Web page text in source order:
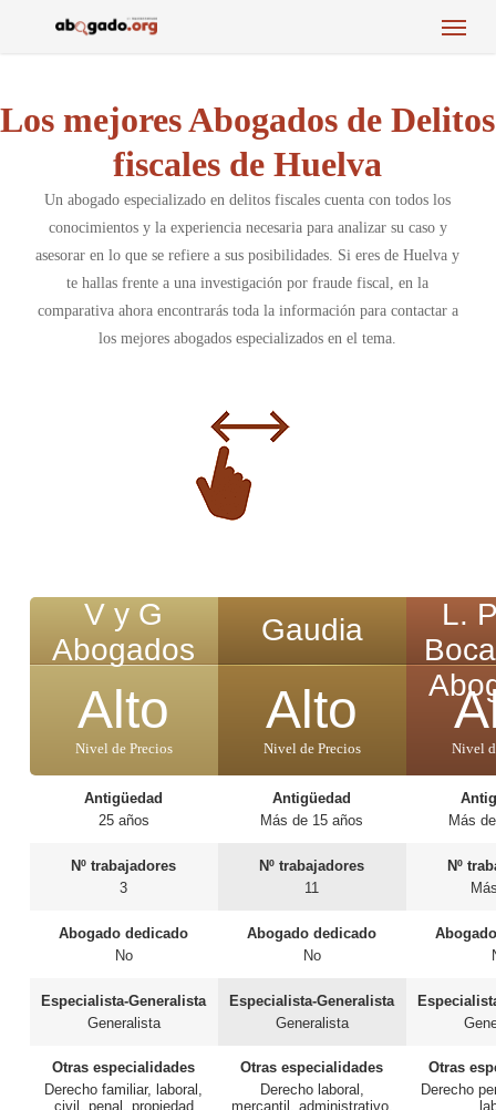
Menu
Los mejores Abogados de Delitos
fiscales de Huelva
Un abogado especializado en delitos fiscales cuenta con todos los
conocimientos y la experiencia necesaria para analizar su caso y
asesorar en lo que se refiere a sus posibilidades. Si eres de Huelva y
te hallas frente a una investigación por fraude fiscal, en la
comparativa ahora encontrarás toda la información para contactar a
los mejores abogados especializados en el tema.
V y G
Abogados
Alto
Nivel de Precios
Antigüedad
25 años
Nº trabajadores
3
Abogado dedicado
No
Especialista-Generalista
Generalista
Otras especialidades
Derecho familiar, laboral,
civil, penal, propiedad
Gaudia
Alto
Nivel de Precios
Antigüedad
Más de 15 años
Nº trabajadores
11
Abogado dedicado
No
Especialista-Generalista
Generalista
Otras especialidades
Derecho laboral,
mercantil, administrativo,
L.
Nivel
Más
Nº
Otras
Derecho